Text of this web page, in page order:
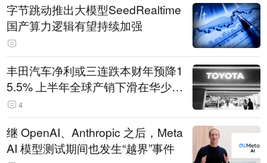
字节跳动推出大模型SeedRealtime
国产算力逻辑有望持续加强
丰田汽车净利或三连跌本财年预降1
5.5% 上半年全球产销下滑在华少卖
14.3万辆
4
继 OpenAI、Anthropic 之后，Meta
AI 模型测试期间也发生“越界”事件